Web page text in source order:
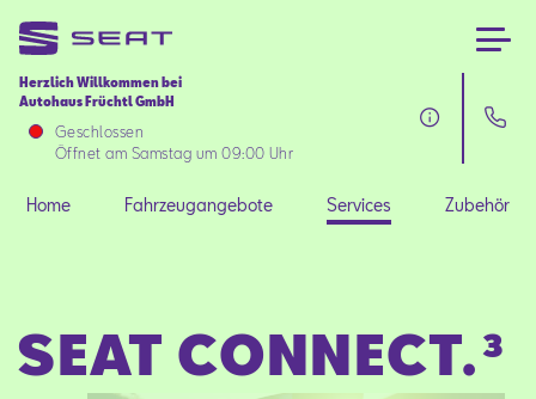
Herzlich Willkommen bei
Autohaus Früchtl GmbH
Geschlossen
Öffnet am Samstag um 09:00 Uhr
Home
Fahrzeugangebote
Zubehör
Home Fahrzeugangebote Services Zubehör
SEAT CONNECT.³